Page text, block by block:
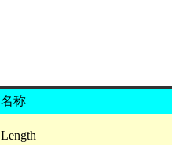
名称
Length